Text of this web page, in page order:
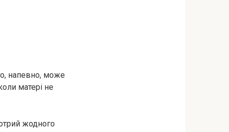
напевно, може
матері не
жодного